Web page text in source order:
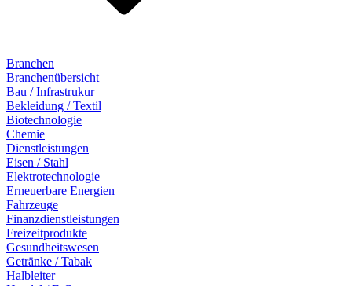
Branchen
Branchenübersicht
Bau / Infrastrukur
Bekleidung / Textil
Biotechnologie
Chemie
Dienstleistungen
Eisen / Stahl
Elektrotechnologie
Erneuerbare Energien
Fahrzeuge
Finanzdienstleistungen
Freizeitprodukte
Gesundheitswesen
Getränke / Tabak
Halbleiter